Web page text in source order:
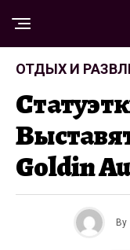
ОТДЫХ И
Goldin
By